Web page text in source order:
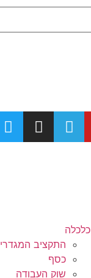
כלכלה
התקציב המגדרי
כסף
שוק העבודה